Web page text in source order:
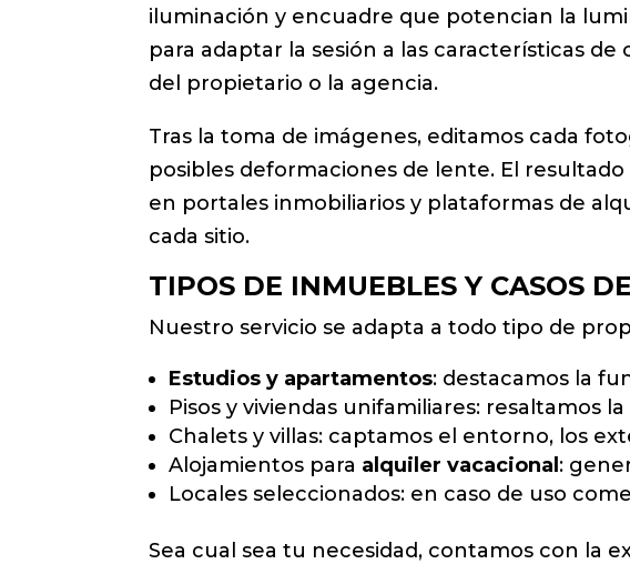
iluminación y encuadre que potencian la
para adaptar la sesión a las características
del propietario o la agencia.
Tras la toma de imágenes, editamos cada
posibles deformaciones de lente. El
en portales inmobiliarios y plataformas de
cada sitio.
TIPOS DE INMUEBLES Y CASOS
Nuestro servicio se adapta a todo tipo de
Estudios y apartamentos: destacamos la
Pisos y viviendas unifamiliares: resaltamos
Chalets y villas: captamos el entorno, los
Alojamientos para alquiler vacacional:
Locales seleccionados: en caso de uso
Sea cual sea tu necesidad, contamos con la